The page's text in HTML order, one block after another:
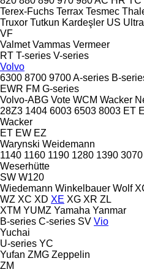
Terex-Fuchs Terrax Tesmec
Truxor Tutkun Kardeşler US Ultra
VF
Valmet Vammas Vermeer
RT T-series V-series
Volvo
6300 8700 9700A-series B-
EWR FM G-series
Volvo-ABG Vote WCM Wacker
28Z3 1404 6003 6503 8003 ET
Wacker
ET EW EZ
Warynski Weidemann
1140 1160 1190 1280 1390 3070
Weserhütte
SW W120
Wiedemann Winkelbauer Wolf
WZ XC XD XE XG XR ZL
XTM YUMZ Yamaha Yanmar
B-series C-series SV Vio
Yuchai
U-series YC
Yufan ZMG Zeppelin
ZM